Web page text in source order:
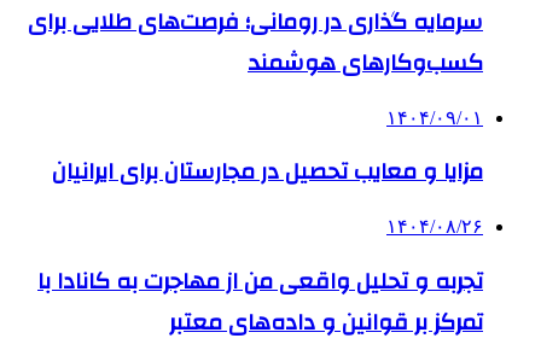
سرمایه گذاری در رومانی؛ فرصت‌های طلایی برای
کسب‌وکارهای هوشمند
۱۴۰۴/۰۹/۰۱
مزایا و معایب تحصیل در مجارستان برای ایرانیان
۱۴۰۴/۰۸/۲۶
تجربه و تحلیل واقعی من از مهاجرت به کانادا با
تمرکز بر قوانین و داده‌های معتبر